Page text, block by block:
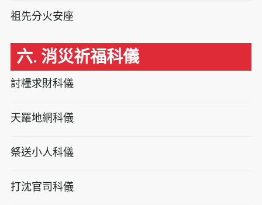
祖先分火安座
六. 消災祈福科儀
討糧求財科儀
天羅地網科儀
祭送小人科儀
打沈官司科儀